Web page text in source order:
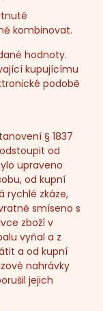
kombinovat.
hodnoty.
kupujícímu
podobě
§ 1837
od
upraveno
od kupní
rychlé zkáze,
smíseno s
zboží v
vyňal a z
a od kupní
nahrávky
jejich